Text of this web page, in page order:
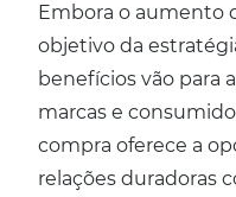
Embora o aumento
objetivo da
benefícios vão para
marcas e
compra oferece a
relações duradoras